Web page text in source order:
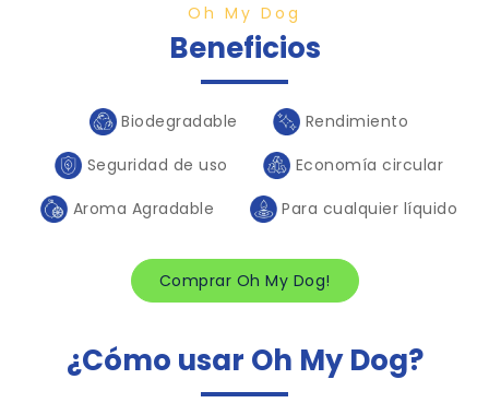
Oh My Dog
Beneficios
Biodegradable
Rendimiento
Seguridad de uso
Economía circular
Aroma Agradable
Para cualquier líquido
Comprar Oh My Dog!
¿Cómo usar Oh My Dog?